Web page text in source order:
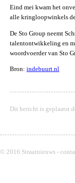
Eind mei kwam het
alle kringloopwinkels
De Sto Group neemt
talentontwikkeling en
woordvoerder van Sto
Bron: indebuurt.nl
Dit bericht is geplaatst
© 2016 Straatnieuws -